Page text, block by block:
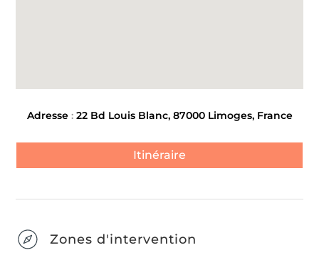
Adresse: 22 Bd Louis Blanc, 87000 Limoges, France
Itinéraire
Zones d'intervention